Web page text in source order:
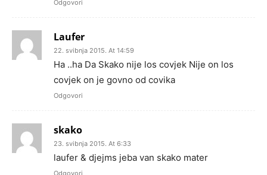
Odgovori
Laufer
22. svibnja 2015. At 14:59
Ha ..ha Da Skako nije los covjek Nije on los
covjek on je govno od covika
Odgovori
skako
23. svibnja 2015. At 6:33
laufer & djejms jeba van skako mater
Odgovori